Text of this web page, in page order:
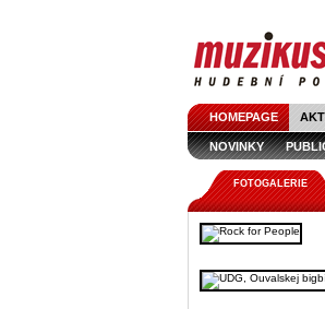
HOMEPAGE
NOVINKY
FOTOGALERIE